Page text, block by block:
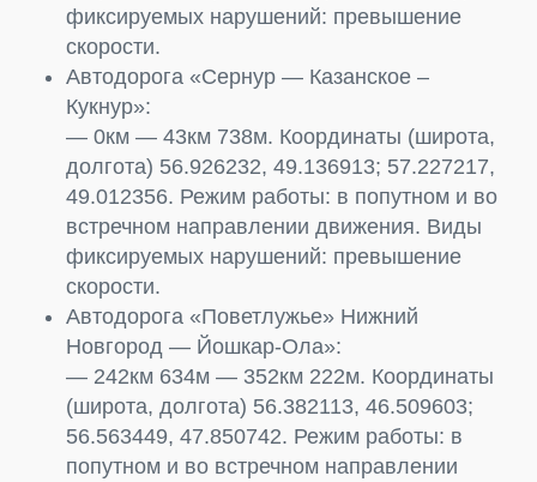
фиксируемых нарушений: превышение
скорости.
Автодорога «Сернур — Казанское –
Кукнур»:
— 0км — 43км 738м. Координаты (широта,
долгота) 56.926232, 49.136913; 57.227217,
49.012356. Режим работы: в попутном и во
встречном направлении движения. Виды
фиксируемых нарушений: превышение
скорости.
Автодорога «Поветлужье» Нижний
Новгород — Йошкар-Ола»:
— 242км 634м — 352км 222м. Координаты
(широта, долгота) 56.382113, 46.509603;
56.563449, 47.850742. Режим работы: в
попутном и во встречном направлении